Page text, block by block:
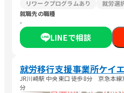
リワークプログラムあり
就労選
就職先の職種
-
LINEで相談
就労移行支援事業所ケイ
JR川崎駅 中央東口 徒歩8分 京急本線
分